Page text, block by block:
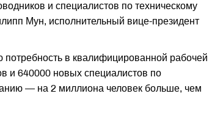
и специалистов по техническому
Мун, исполнительный вице-президент
потребность в квалифицированной рабочей
и 640000 новых специалистов по
— на 2 миллиона человек больше, чем